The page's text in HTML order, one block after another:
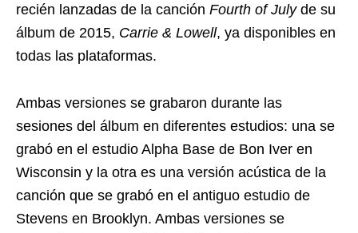
recién lanzadas de la canción Fourth of Julyde su
álbum de 2015, Carrie & Lowell, ya disponibles en
todas las plataformas.
Ambas versiones se grabaron durante las
sesiones del álbum en diferentes estudios: una se
grabó en el estudio Alpha Base de Bon Iver en
Wisconsin y la otra es una versión acústica de la
canción que se grabó en el antiguo estudio de
Stevens en Brooklyn. Ambas versiones se